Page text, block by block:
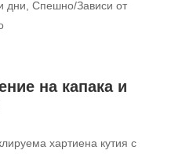
дни, Спешно/Зависи от
на капака и
хартиена кутия с